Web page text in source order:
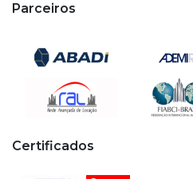
Parceiros
Certificados